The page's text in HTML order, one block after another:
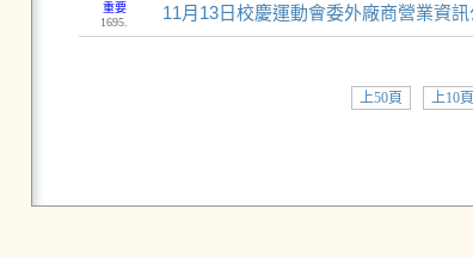
重要
1695.
11月13日校慶運動會委外廠商營業資訊
上50頁 上10頁